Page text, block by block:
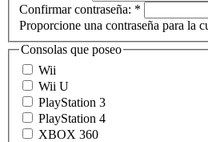
Confirmar contraseña: *
Proporcione una contraseña para la
Consolas que poseo
Wii
Wii U
PlayStation 3
PlayStation 4
XBOX 360